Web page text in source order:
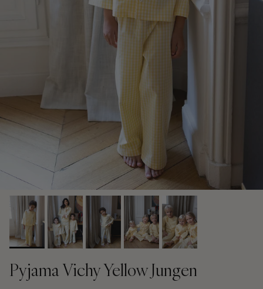
Pyjama Vichy Yellow Jungen